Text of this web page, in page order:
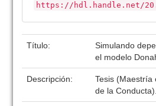
https://hdl.handle.net/
Título:
Simulando
el modelo
Descripción:
Tesis (Maestría
de la